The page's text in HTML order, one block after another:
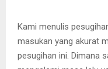
Kami menulis
masukan yang akurat
pesugihan ini. Dimana